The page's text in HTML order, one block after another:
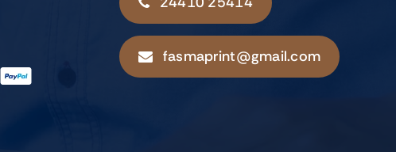
fasmaprint@gmail.com